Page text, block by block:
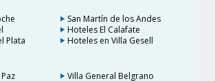
San Martín de los Andes
Hoteles El Calafate
Plata
Hoteles en Villa Gesell
Villa General Belgrano